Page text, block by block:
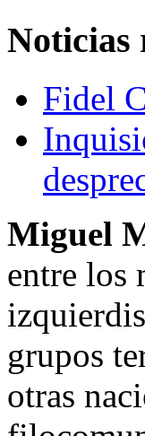
Noticias
Fidel
Miguel
entre los
grupos
otras